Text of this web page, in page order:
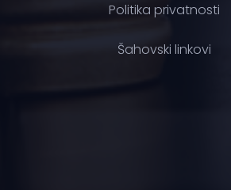
Politika privatnosti
Šahovski linkovi